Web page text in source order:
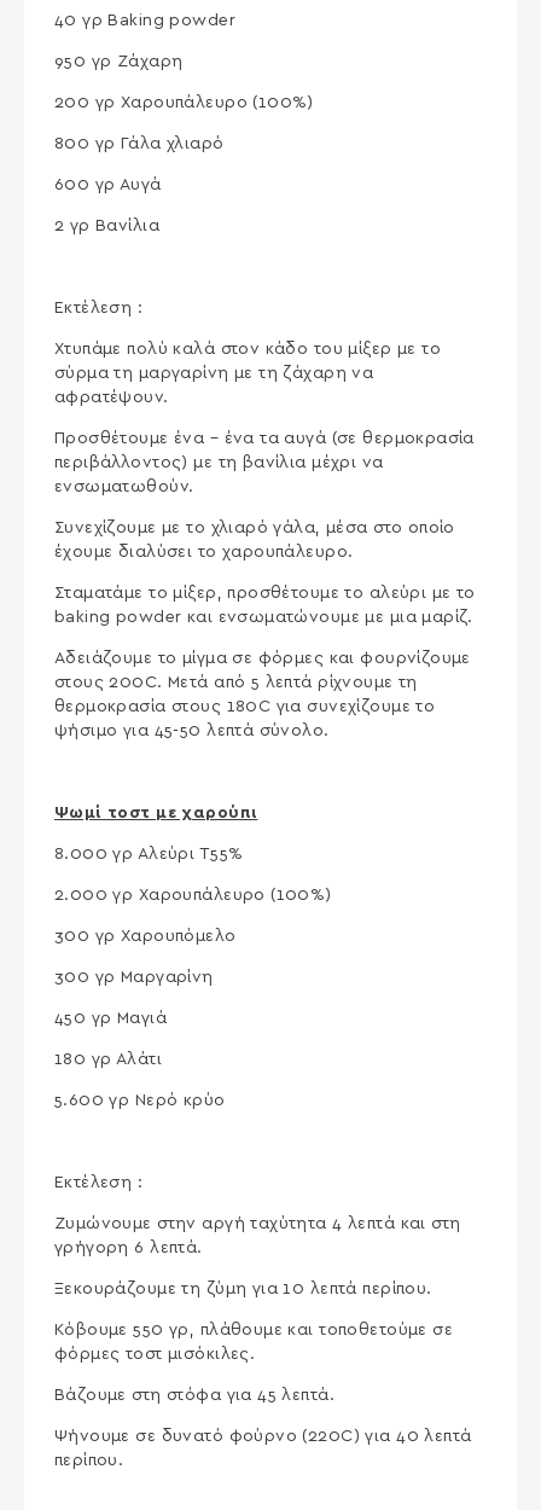
40 γρ Baking powder
950 γρ Ζάχαρη
200 γρ Χαρουπάλευρο (100%)
800 γρ Γάλα χλιαρό
600 γρ Αυγά
2 γρ Βανίλια
Εκτέλεση :
Χτυπάμε πολύ καλά στον κάδο του μίξερ με το
σύρμα τη μαργαρίνη με τη ζάχαρη να
αφρατέψουν.
Προσθέτουμε ένα – ένα τα αυγά (σε θερμοκρασία
περιβάλλοντος) με τη βανίλια μέχρι να
ενσωματωθούν.
Συνεχίζουμε με το χλιαρό γάλα, μέσα στο οποίο
έχουμε διαλύσει το χαρουπάλευρο.
Σταματάμε το μίξερ, προσθέτουμε το αλεύρι με το
baking powder και ενσωματώνουμε με μια μαρίζ.
Αδειάζουμε το μίγμα σε φόρμες και φουρνίζουμε
στους 200C. Μετά από 5 λεπτά ρίχνουμε τη
θερμοκρασία στους 180C για συνεχίζουμε το
ψήσιμο για 45-50 λεπτά σύνολο.
Ψωμί τοστ με χαρούπι
8.000 γρ Αλεύρι Τ55%
2.000 γρ Χαρουπάλευρο (100%)
300 γρ Χαρουπόμελο
300 γρ Μαργαρίνη
450 γρ Μαγιά
180 γρ Αλάτι
5.600 γρ Νερό κρύο
Εκτέλεση :
Ζυμώνουμε στην αργή ταχύτητα 4 λεπτά και στη
γρήγορη 6 λεπτά.
Ξεκουράζουμε τη ζύμη για 10 λεπτά περίπου.
Κόβουμε 550 γρ, πλάθουμε και τοποθετούμε σε
φόρμες τοστ μισόκιλες.
Βάζουμε στη στόφα για 45 λεπτά.
Ψήνουμε σε δυνατό φούρνο (220C) για 40 λεπτά
περίπου.